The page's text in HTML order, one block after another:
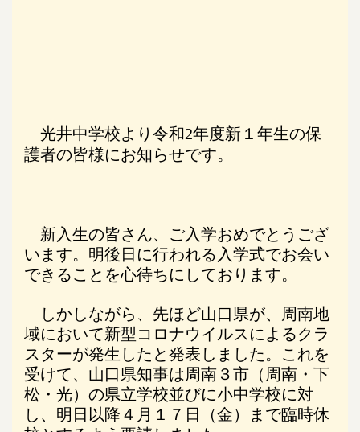
光井中学校より令和2年度新１年生の保
護者の皆様にお知らせです。
新入生の皆さん、ご入学おめでとうござ
います。明後日に行われる入学式でお会い
できることを心待ちにしております。
しかしながら、先ほど山口県が、周南地
域において新型コロナウイルスによるクラ
スターが発生したと発表しました。これを
受けて、山口県知事は周南３市（周南・下
松・光）の県立学校並びに小中学校に対
し、明日以降４月１７日（金）まで臨時休